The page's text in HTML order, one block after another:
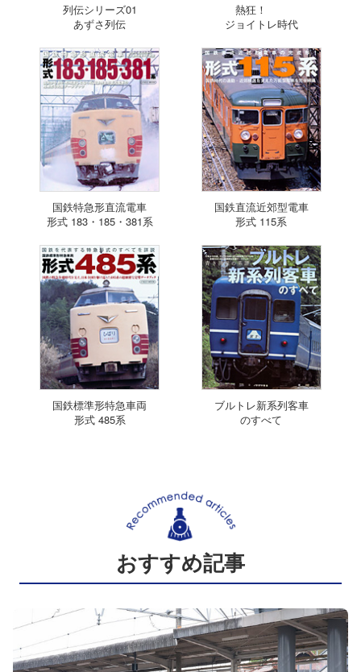
列伝シリーズ01
あずさ列伝
熱狂！
ジョイトレ時代
国鉄特急形直流電車
形式 183・185・381系
国鉄直流近郊型電車
形式 115系
国鉄標準形特急車両
形式 485系
ブルトレ新系列客車
のすべて
おすすめ記事